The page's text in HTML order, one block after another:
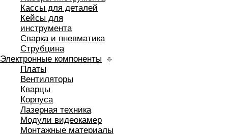
Кассы для деталей
Кейсы для
инструмента
Сварка и пневматика
Струбцина
Электронные компоненты
Платы
Вентиляторы
Кварцы
Корпуса
Лазерная техника
Модули видеокамер
Монтажные материалы